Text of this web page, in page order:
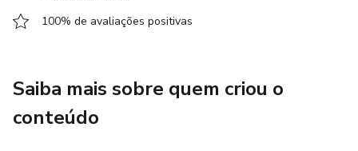
100% de avaliações positivas
Saiba mais sobre quem criou o
conteúdo